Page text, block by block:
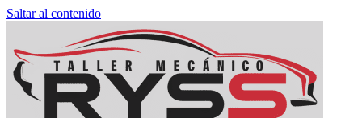
Saltar al contenido